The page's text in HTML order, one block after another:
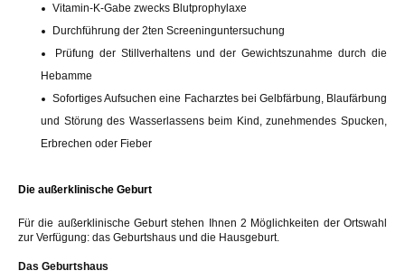
Vitamin-K-Gabe zwecks Blutprophylaxe
Durchführung der 2ten Screeninguntersuchung
Prüfung der Stillverhaltens und der Gewichtszunahme durch die
Hebamme
Sofortiges Aufsuchen eine Facharztes bei Gelbfärbung, Blaufärbung
und Störung des Wasserlassens beim Kind, zunehmendes Spucken,
Erbrechen oder Fieber
Die außerklinische Geburt
Für die außerklinische Geburt stehen Ihnen 2 Möglichkeiten der Ortswahl
zur Verfügung: das Geburtshaus und die Hausgeburt.
Das Geburtshaus